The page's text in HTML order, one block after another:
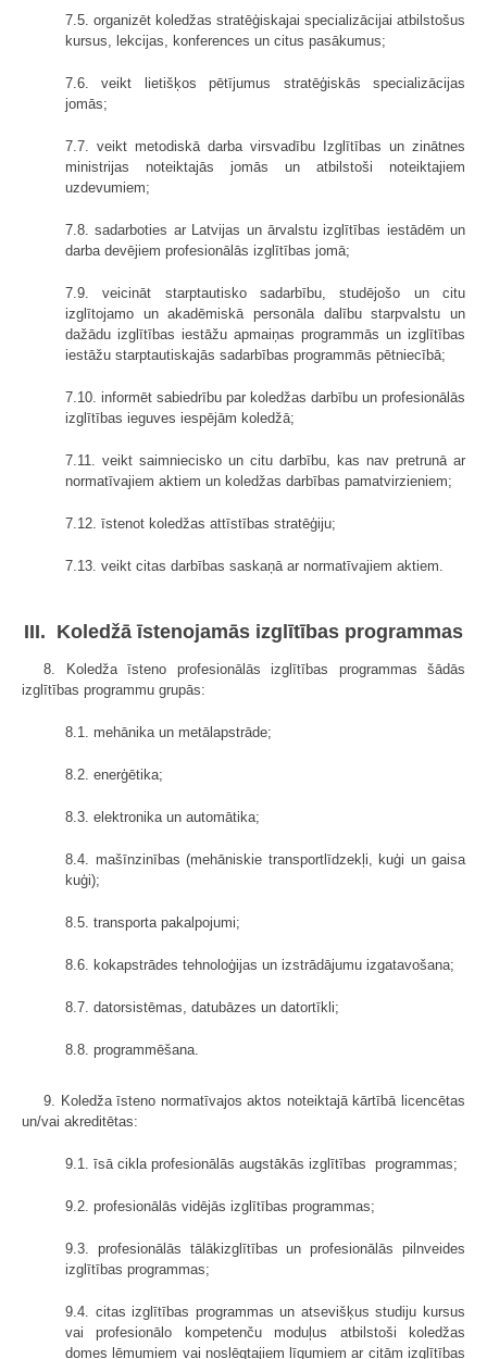
7.5. organizēt koledžas stratēģiskajai specializācijai atbilstošus
kursus, lekcijas, konferences un citus pasākumus;
7.6. veikt lietišķos pētījumus stratēģiskās specializācijas
jomās;
7.7. veikt metodiskā darba virsvadību Izglītības un zinātnes
ministrijas noteiktajās jomās un atbilstoši noteiktajiem
uzdevumiem;
7.8. sadarboties ar Latvijas un ārvalstu izglītības iestādēm un
darba devējiem profesionālās izglītības jomā;
7.9. veicināt starptautisko sadarbību, studējošo un citu
izglītojamo un akadēmiskā personāla dalību starpvalstu un
dažādu izglītības iestāžu apmaiņas programmās un izglītības
iestāžu starptautiskajās sadarbības programmās pētniecībā;
7.10. informēt sabiedrību par koledžas darbību un profesionālās
izglītības ieguves iespējām koledžā;
7.11. veikt saimniecisko un citu darbību, kas nav pretrunā ar
normatīvajiem aktiem un koledžas darbības pamatvirzieniem;
7.12. īstenot koledžas attīstības stratēģiju;
7.13. veikt citas darbības saskaņā ar normatīvajiem aktiem.
III. Koledžā īstenojamās izglītības programmas
8. Koledža īsteno profesionālās izglītības programmas šādās
izglītības programmu grupās:
8.1. mehānika un metālapstrāde;
8.2. enerģētika;
8.3. elektronika un automātika;
8.4. mašīnzinības (mehāniskie transportlīdzekļi, kuģi un gaisa
kuģi);
8.5. transporta pakalpojumi;
8.6. kokapstrādes tehnoloģijas un izstrādājumu izgatavošana;
8.7. datorsistēmas, datubāzes un datortīkli;
8.8. programmēšana.
9. Koledža īsteno normatīvajos aktos noteiktajā kārtībā licencētas
un/vai akreditētas:
9.1. īsā cikla profesionālās augstākās izglītības programmas;
9.2. profesionālās vidējās izglītības programmas;
9.3. profesionālās tālākizglītības un profesionālās pilnveides
izglītības programmas;
9.4. citas izglītības programmas un atsevišķus studiju kursus
vai profesionālo kompetenču moduļus atbilstoši koledžas
domes lēmumiem vai noslēgtajiem līgumiem ar citām izglītības